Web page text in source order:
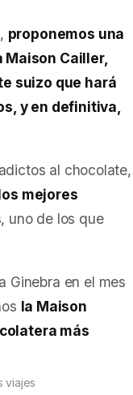
proponemos una
Cailler,
suizo que hará
y en definitiva,
al chocolate,
mejores
uno de los que
Ginebra en el mes
la Maison
más
viajes